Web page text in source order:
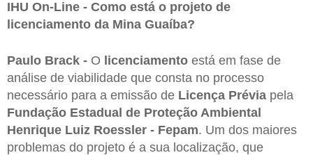
IHU On-Line - Como está o projeto de
licenciamento da Mina Guaíba?
Paulo Brack - O licenciamento está em fase de
análise de viabilidade que consta no processo
necessário para a emissão de Licença Prévia pela
Fundação Estadual de Proteção Ambiental
Henrique Luiz Roessler - Fepam. Um dos maiores
problemas do projeto é a sua localização, que